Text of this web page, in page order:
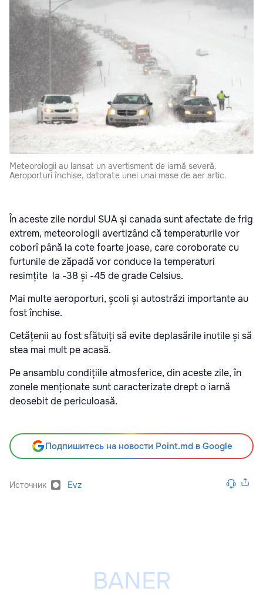
Meteorologii au lansat un avertisment de iarnă severă.
Aeroporturi închise, datorate unei unai mase de aer artic.
În aceste zile nordul SUA și canada sunt afectate de frig
extrem, meteorologii avertizând că temperaturile vor
coborî până la cote foarte joase, care coroborate cu
furtunile de zăpadă vor conduce la temperaturi
resimțite la -38 și -45 de grade Celsius.
Mai multe aeroporturi, școli și autostrăzi importante au
fost închise.
Cetățenii au fost sfătuiți să evite deplasările inutile și să
stea mai mult pe acasă.
Pe ansamblu condițiile atmosferice, din aceste zile, în
zonele menționate sunt caracterizate drept o iarnă
deosebit de periculoasă.
Подпишитесь на новости Point.md в Google
Источник Evz